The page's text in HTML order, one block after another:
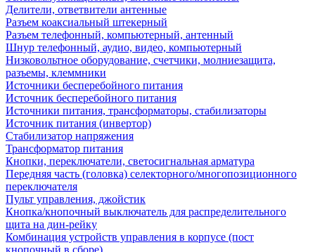
Делители, ответвители антенные
Разъем коаксиальный штекерный
Разъем телефонный, компьютерный, антенный
Шнур телефонный, аудио, видео, компьютерный
Низковольтное оборудование, счетчики, молниезащита,
разъемы, клеммники
Источники бесперебойного питания
Источник бесперебойного питания
Источники питания, трансформаторы, стабилизаторы
Источник питания (инвертор)
Стабилизатор напряжения
Трансформатор питания
Кнопки, переключатели, светосигнальная арматура
Передняя часть (головка) селекторного/многопозиционного
переключателя
Пульт управления, джойстик
Кнопка/кнопочный выключатель для распределительного
щита на дин-рейку
Комбинация устройств управления в корпусе (пост
кнопочный в сборе)